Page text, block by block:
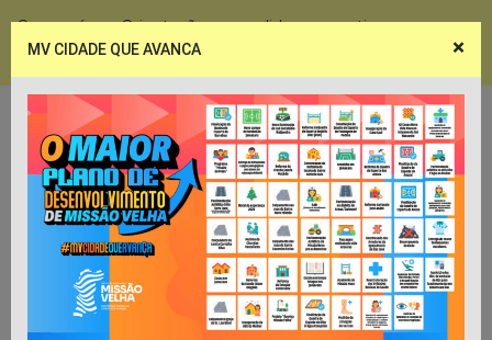
Coronavírus - Orientações e medidas preventivas
×
MV CIDADE QUE AVANCA